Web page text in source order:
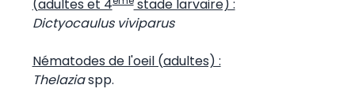
(adultes et 4
stade larvaire) :
Dictyocaulus viviparus
Nématodes de l'oeil (adultes) :
Thelaziaspp.